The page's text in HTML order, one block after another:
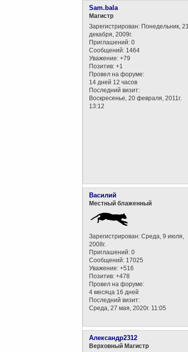
Sam.bala
Магистр
Зарегистрирован: Понедельник, 21
декабря, 2009г.
Приглашений: 0
Сообщений: 1464
Уважение: +79
Позитив: +1
Провел на форуме:
14 дней 12 часов
Последний визит:
Воскресенье, 20 февраля, 2011г.
13:12
Василий
Местный блаженный
Зарегистрирован: Среда, 9 июля,
2008г.
Приглашений: 0
Сообщений: 17025
Уважение: +516
Позитив: +478
Провел на форуме:
4 месяца 16 дней
Последний визит:
Среда, 27 мая, 2020г. 11:05
Александр2312
Верховный Магистр